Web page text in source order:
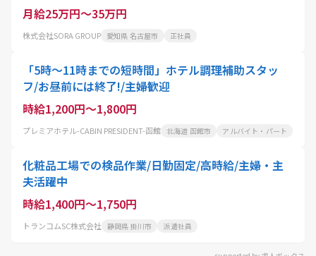
月給25万円～35万円
株式会社SORA GROUP 愛知県 名古屋市 正社員
「5時〜11時までの短時間」ホテル調理補助スタッ
フ/お昼前には終了!/主婦歓迎
時給1,200円～1,800円
プレミアホテル-CABIN PRESIDENT-函館 北海道 函館市 アルバイト・パート
化粧品工場での検品作業/日勤固定/高時給/主婦・主
夫活躍中
時給1,400円～1,750円
トランコムSC株式会社 静岡県 掛川市 派遣社員